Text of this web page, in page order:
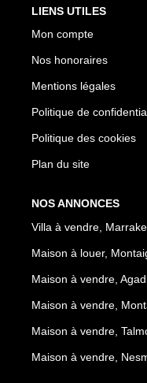
LIENS UTILES
Mon compte
Nos honoraires
Mentions légales
Politique de
Politique des cookies
Plan du site
NOS ANNONCES
Villa à vendre,
Maison à louer,
Maison à vendre,
Maison à vendre,
Maison à vendre,
Maison à vendre,